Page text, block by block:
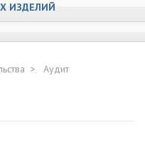
ИЗДЕЛИЙ
Аудит